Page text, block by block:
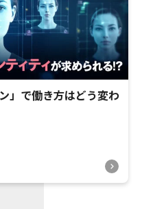
」で働き方はどう変わ